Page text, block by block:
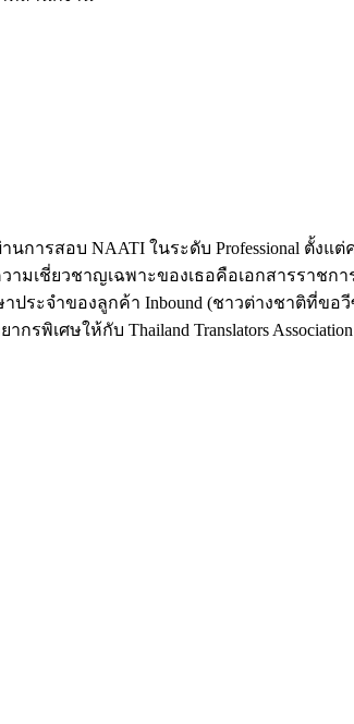
ารสอบ NAATI ในระดับ Professional ตั้งแต่
เชี่ยวชาญเฉพาะของเธอคือเอกสารราชกา
าประจำของลูกค้า Inbound (ชาวต่างชาติที่ข
รพิเศษให้กับ Thailand Translators